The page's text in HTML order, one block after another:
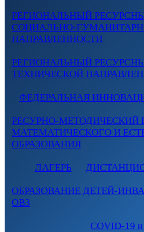
РЕГИОНАЛЬНЫЙ
СОЦИАЛЬНО-
НАПРАВЛЕННОСТИ
РЕГИОНАЛЬНЫЙ
ТЕХНИЧЕСКОЙ
ФЕДЕРАЛЬНАЯ
РЕСУРНО-МЕТОДИЧЕСКИЙ
МАТЕМАТИЧЕСКОГО И
ОБРАЗОВАНИЯ
ЛАГЕРЬ
ОБРАЗОВАНИЕ ДЕТЕЙ-
ОВЗ
COVID-19